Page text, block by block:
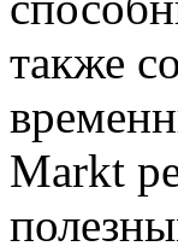
также
Markt